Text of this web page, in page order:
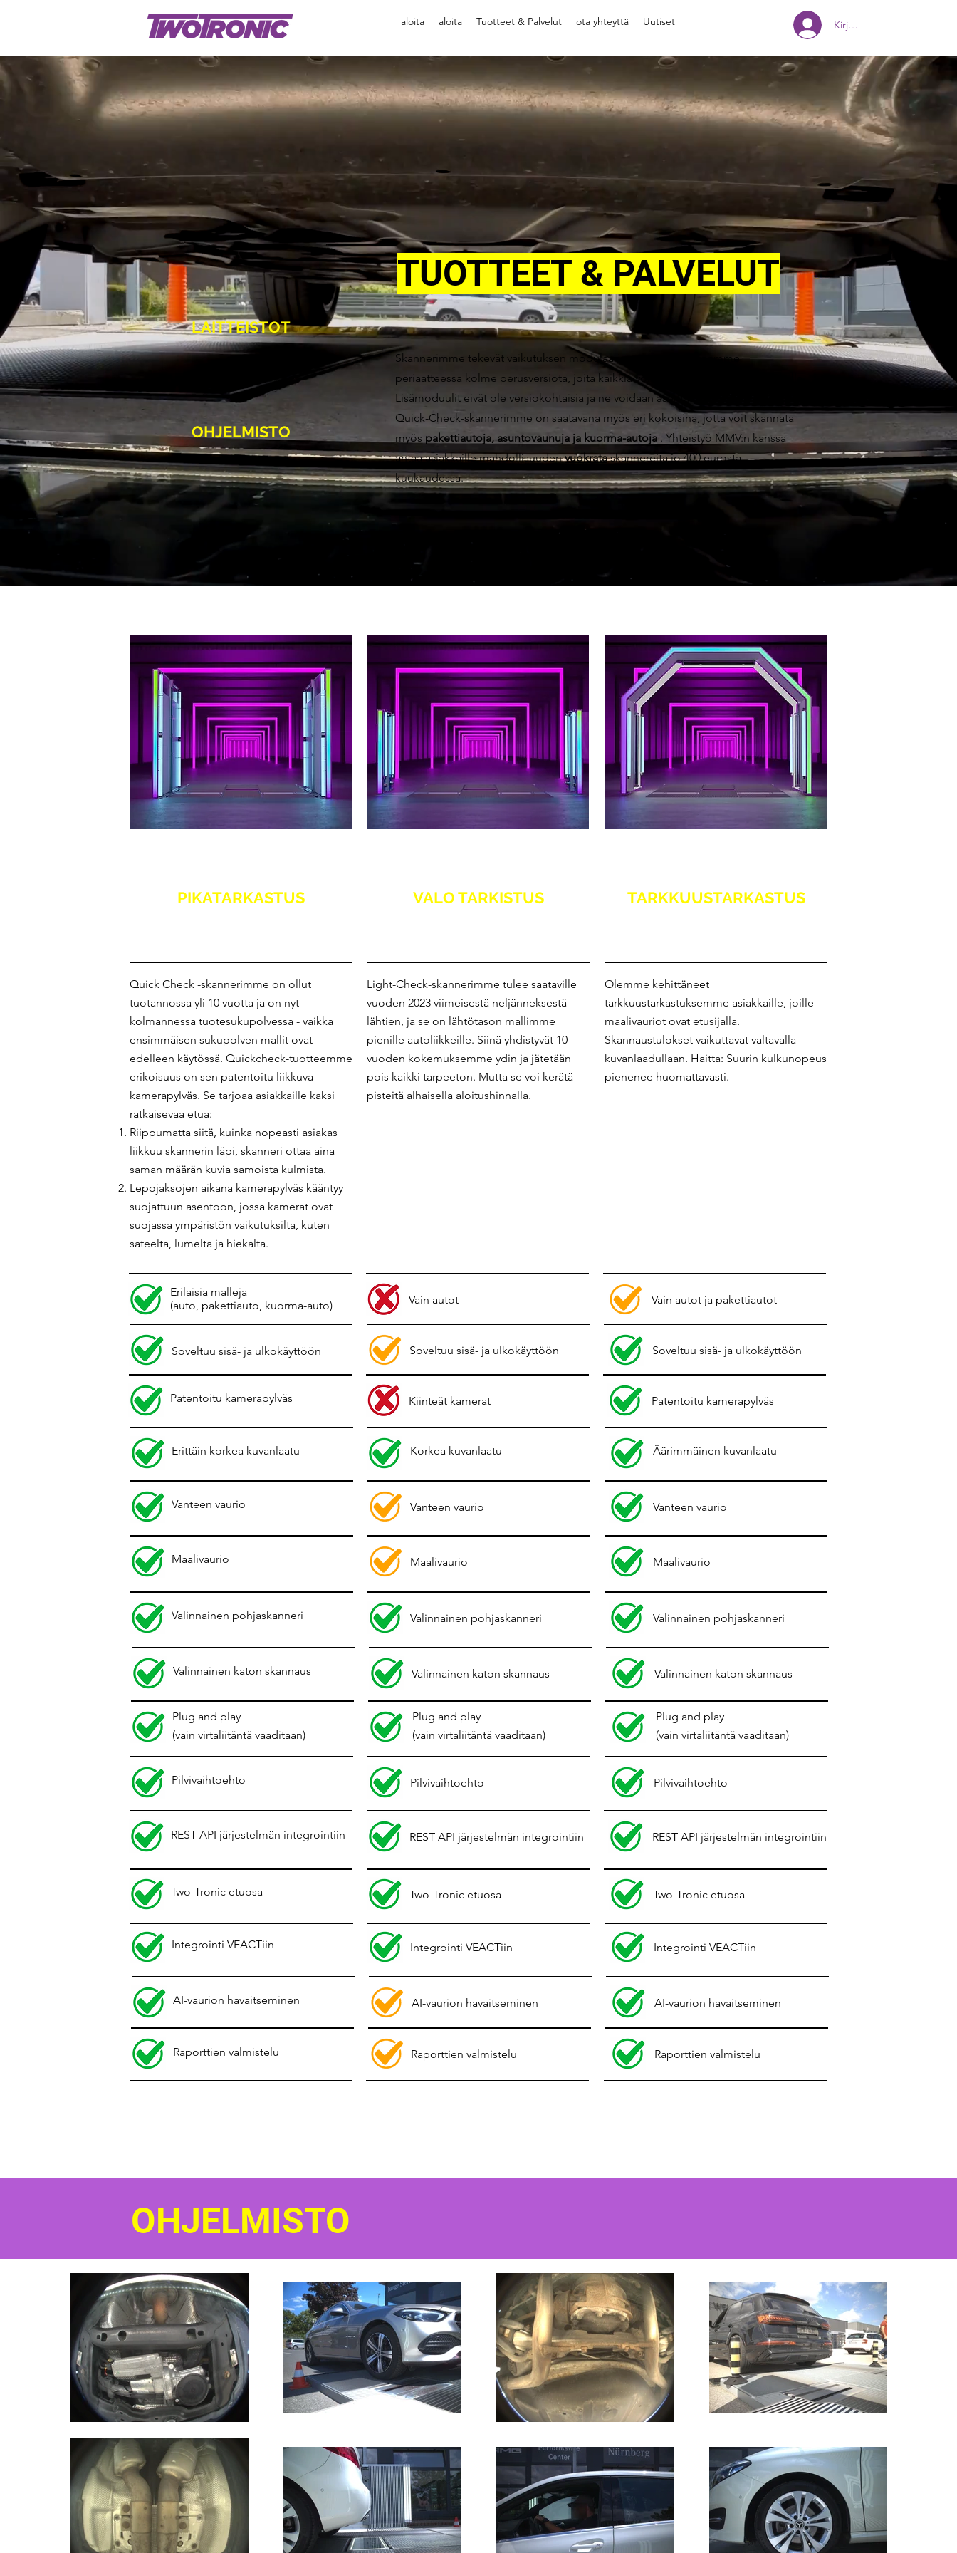
aloita aloita Tuotteet & Palvelut ota yhteyttä Uutiset Kirjaudu
LAITTEISTOT
OHJELMISTO
TUOTTEET & PALVELUT
Skannerimme tekevät vaikutuksen modulaarisuudestaan. Tarjoamme
periaatteessa kolme perusversiota, joita kaikkia voidaan laajentaa lisämoduuleilla.
Lisämoduulit eivät ole versiokohtaisia ja ne voidaan asentaa kaikkiin versioihin.
Quick-Check-skannerimme on saatavana myös eri kokoisina, jotta voit skannata
myös pakettiautoja, asuntovaunuja ja kuorma-autoja. Yhteistyö MMV:n kanssa
antaa asiakkaille mahdollisuudenvuokrataskannereita jo 400 eurosta
kuukaudessa.
PIKATARKASTUS VALO TARKISTUS TARKKUUSTARKASTUS
Quick Check -skannerimme on ollut
tuotannossa yli 10 vuotta ja on nyt
kolmannessa tuotesukupolvessa - vaikka
ensimmäisen sukupolven mallit ovat
edelleen käytössä. Quickcheck-tuotteemme
erikoisuus on sen patentoitu liikkuva
kamerapylväs. Se tarjoaa asiakkaille kaksi
ratkaisevaa etua:
Riippumatta siitä, kuinka nopeasti asiakas
liikkuu skannerin läpi, skanneri ottaa aina
saman määrän kuvia samoista kulmista.
Lepojaksojen aikana kamerapylväs kääntyy
suojattuun asentoon, jossa kamerat ovat
suojassa ympäristön vaikutuksilta, kuten
sateelta, lumelta ja hiekalta.
Light-Check-skannerimme tulee saataville
vuoden 2023 viimeisestä neljänneksestä
lähtien, ja se on lähtötason mallimme
pienille autoliikkeille. Siinä yhdistyvät 10
vuoden kokemuksemme ydin ja jätetään
pois kaikki tarpeeton. Mutta se voi kerätä
pisteitä alhaisella aloitushinnalla.
Olemme kehittäneet
tarkkuustarkastuksemme asiakkaille, joille
maalivauriot ovat etusijalla.
Skannaustulokset vaikuttavat valtavalla
kuvanlaadullaan. Haitta: Suurin kulkunopeus
pienenee huomattavasti.
Erilaisia malleja
(auto, pakettiauto, kuorma-auto)
Vain autot Vain autot ja pakettiautot
Soveltuu sisä- ja ulkokäyttöön Soveltuu sisä- ja ulkokäyttöön Soveltuu sisä- ja ulkokäyttöön
Patentoitu kamerapylväs Kiinteät kamerat Patentoitu kamerapylväs
Erittäin korkea kuvanlaatu Korkea kuvanlaatu Äärimmäinen kuvanlaatu
Vanteen vaurio Vanteen vaurio Vanteen vaurio
Maalivaurio Maalivaurio Maalivaurio
Valinnainen pohjaskanneri Valinnainen pohjaskanneri Valinnainen pohjaskanneri
Valinnainen katon skannaus
Plug and play
(vain virtaliitäntä vaaditaan)
Valinnainen katon skannaus
Plug and play
(vain virtaliitäntä vaaditaan)
Valinnainen katon skannaus
Plug and play
(vain virtaliitäntä vaaditaan)
Pilvivaihtoehto Pilvivaihtoehto Pilvivaihtoehto
REST API järjestelmän integrointiin REST API järjestelmän integrointiin REST API järjestelmän integrointiin
Two-Tronic etuosa Two-Tronic etuosa Two-Tronic etuosa
Integrointi VEACTiin Integrointi VEACTiin Integrointi VEACTiin
AI-vaurion havaitseminen
Raporttien valmistelu
AI-vaurion havaitseminen
Raporttien valmistelu
AI-vaurion havaitseminen
Raporttien valmistelu
OHJELMISTO